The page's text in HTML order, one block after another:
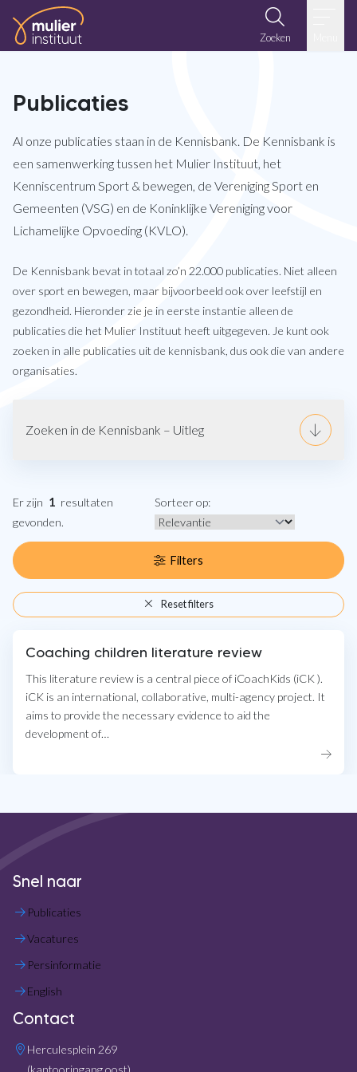
Ga naar de inhoud
Zoeken
Publicaties
Al onze publicaties staan in de Kennisbank. De Kennisbank is
een samenwerking tussen het Mulier Instituut, het
Kenniscentrum Sport & bewegen, de Vereniging Sport en
Gemeenten (VSG) en de Koninklijke Vereniging voor
Lichamelijke Opvoeding (KVLO).
De Kennisbank bevat in totaal zo’n 22.000 publicaties. Niet alleen
over sport en bewegen, maar bijvoorbeeld ook over leefstijl en
gezondheid. Hieronder zie je in eerste instantie alleen de
publicaties die het Mulier Instituut heeft uitgegeven. Je kunt ook
zoeken in alle publicaties uit de kennisbank, dus ook die van andere
organisaties.
Zoeken in de Kennisbank – Uitleg
Er zijn 1 resultaten
gevonden.
Sorteer op:
Filters
Reset filters
Coaching children literature review
This literature review is a central piece of iCoachKids (iCK ).
iCK is an international, collaborative, multi-agency project. It
aims to provide the necessary evidence to aid the
development of…
Snel naar
Publicaties
Vacatures
Persinformatie
English
Contact
Herculesplein 269
(kantooringang oost)